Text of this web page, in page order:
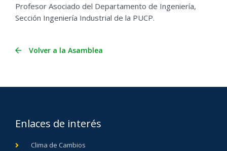
Profesor Asociado del Departamento de Ingeniería,
Sección Ingeniería Industrial de la PUCP.
Volver a la Asamblea
Enlaces de interés
Clima de Cambios